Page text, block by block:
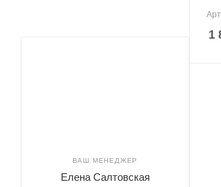
1
ВАШ МЕНЕДЖЕР
Елена Салтовская